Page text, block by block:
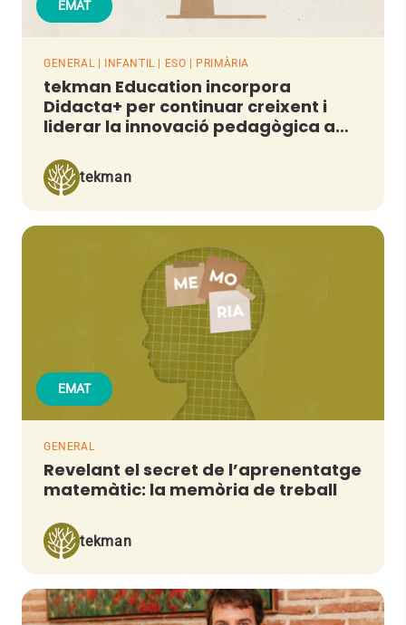
EMAT
GENERAL | INFANTIL | ESO | PRIMÀRIA
tekman Education incorpora
Didacta+ per continuar creixent i
liderar la innovació pedagògica a
tekman
EMAT
GENERAL
Revelant el secret de l’aprenentatge
matemàtic: la memòria de treball
tekman